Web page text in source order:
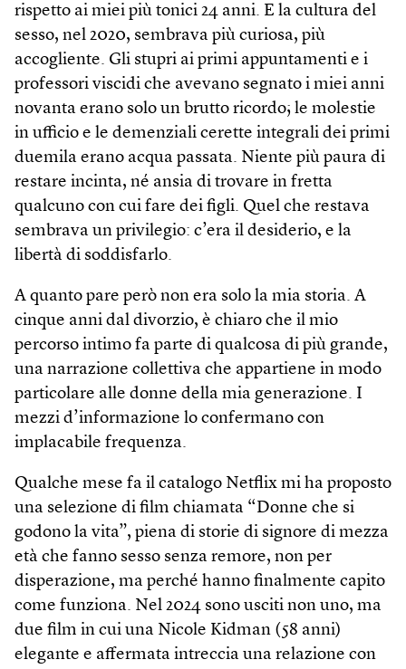
rispetto ai miei più tonici 24 anni. E la cultura del
sesso, nel 2020, sembrava più curiosa, più
accogliente. Gli stupri ai primi appuntamenti e i
professori viscidi che avevano segnato i miei anni
novanta erano solo un brutto ricordo; le molestie
in ufficio e le demenziali cerette integrali dei primi
duemila erano acqua passata. Niente più paura di
restare incinta, né ansia di trovare in fretta
qualcuno con cui fare dei figli. Quel che restava
sembrava un privilegio: c’era il desiderio, e la
libertà di soddisfarlo.
A quanto pare però non era solo la mia storia. A
cinque anni dal divorzio, è chiaro che il mio
percorso intimo fa parte di qualcosa di più grande,
una narrazione collettiva che appartiene in modo
particolare alle donne della mia generazione. I
mezzi d’informazione lo confermano con
implacabile frequenza.
Qualche mese fa il catalogo Netflix mi ha proposto
una selezione di film chiamata “Donne che si
godono la vita”, piena di storie di signore di mezza
età che fanno sesso senza remore, non per
disperazione, ma perché hanno finalmente capito
come funziona. Nel 2024 sono usciti non uno, ma
due film in cui una Nicole Kidman (58 anni)
elegante e affermata intreccia una relazione con